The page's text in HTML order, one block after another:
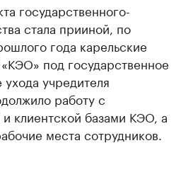
государственного-
стала прииной, по
года карельские
под государственное
учредителя
работу с
клиентской базами КЭО, а
места сотрудников.